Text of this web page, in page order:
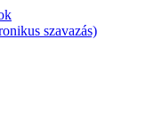
szavazás)